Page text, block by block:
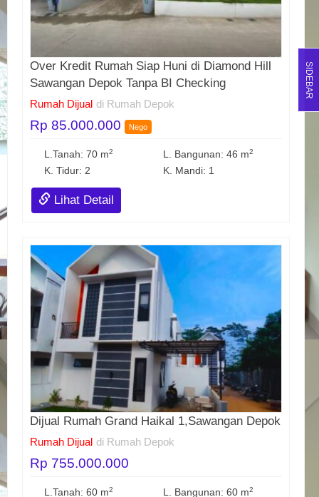
Over Kredit Rumah Siap Huni di Diamond Hill
Sawangan Depok Tanpa BI Checking
Rumah Dijual di Rumah Depok
Rp 85.000.000 Nego
L.Tanah: 70 m2 L. Bangunan: 46 m2
K. Tidur: 2 K. Mandi: 1
Lihat Detail
Dijual Rumah Grand Haikal 1,Sawangan Depok
Rumah Dijual di Rumah Depok
Rp 755.000.000
L.Tanah: 60 m2 L. Bangunan: 60 m2
SIDEBAR